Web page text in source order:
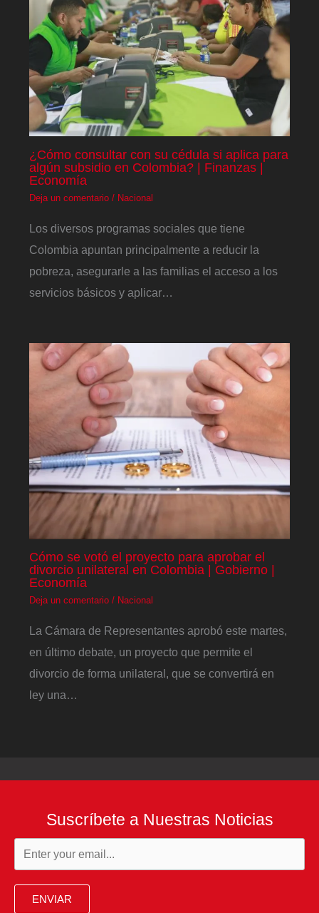
¿Cómo consultar con su cédula si aplica para
algún subsidio en Colombia? | Finanzas |
Economía
Deja un comentario / Nacional
Los diversos programas sociales que tiene
Colombia apuntan principalmente a reducir la
pobreza, asegurarle a las familias el acceso a los
servicios básicos y aplicar…
Cómo se votó el proyecto para aprobar el
divorcio unilateral en Colombia | Gobierno |
Economía
Deja un comentario / Nacional
La Cámara de Representantes aprobó este martes,
en último debate, un proyecto que permite el
divorcio de forma unilateral, que se convertirá en
ley una…
Suscríbete a Nuestras Noticias
ENVIAR